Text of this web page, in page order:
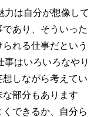
力は自分が想像して
あり、そういった
れる仕事だという
はいろいろなやり
しながら考えてい
な部分もあります
できるか、自分ら